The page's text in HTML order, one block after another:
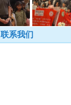
联系我们